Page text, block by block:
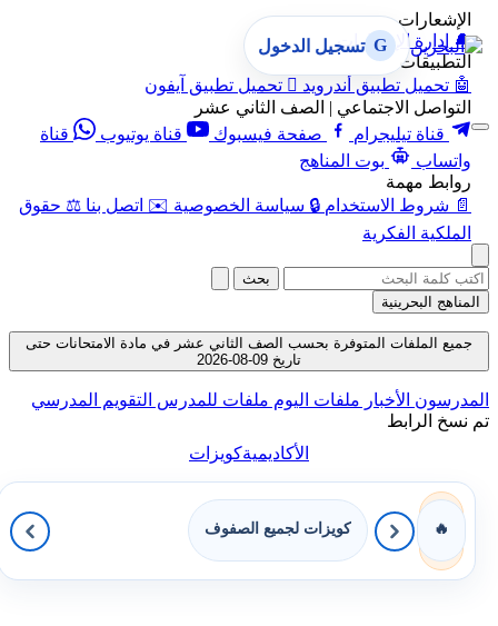
الإشعارات
🔔 إدارة الإشعارات
التطبيقات
🤖 تحميل تطبيق أندرويد  تحميل تطبيق آيفون
التواصل الاجتماعي | الصف الثاني عشر
قناة تيليجرام
صفحة فيسبوك قناة يوتيوب
قناة
واتساب
بوت المناهج
روابط مهمة
📄 شروط الاستخدام 🔒 سياسة الخصوصية ✉️ اتصل بنا ⚖️ حقوق
الملكية الفكرية
G تسجيل الدخول
بحث
المناهج البحرينية
جميع الملفات المتوفرة بحسب الصف الثاني عشر في مادة الامتحانات حتى
تاريخ 09-08-2026
المدرسون الأخبار ملفات اليوم ملفات للمدرس التقويم المدرسي
تم نسخ الرابط
الأكاديميةكويزات
🔥 كويزات لجميع الصفوف